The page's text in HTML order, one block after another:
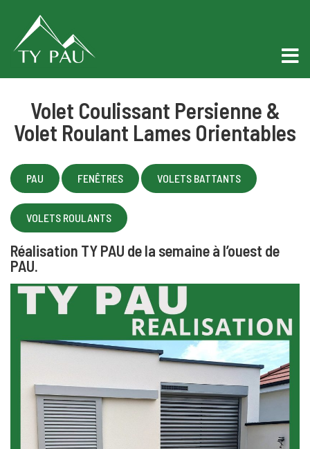
Volet Coulissant Persienne &
Volet Roulant Lames Orientables
PAU FENÊTRES VOLETS BATTANTS
VOLETS ROULANTS
Réalisation TY PAU de la semaine à l’ouest de
PAU.